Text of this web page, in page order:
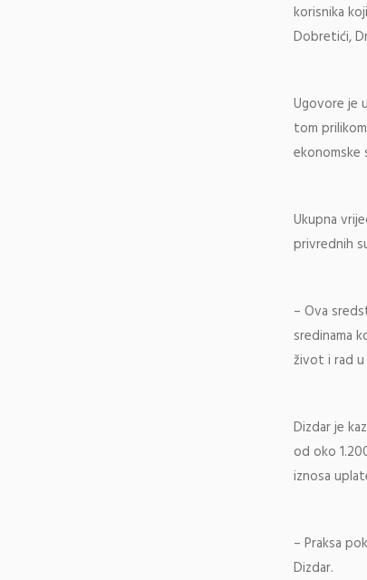
korisnika
Dobretići,
Ugovore je
tom
ekonomske
Ukupna
privrednih
– Ova
sredinama
život i rad u
Dizdar je
od oko
iznosa
– Praksa
Dizdar.